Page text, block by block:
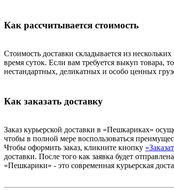
Как рассчитывается стоимость
Стоимость доставки складывается из
время суток. Если вам требуется выкуп товара,
нестандартных, деликатных и особо ценных
Как заказать доставку
Заказ курьерской доставки в «Пешкариках»
чтобы в полной мере воспользоваться
Чтобы оформить заказ, кликните кнопку
доставки. После того как заявка будет
«Пешкарики» - это современная курьерская